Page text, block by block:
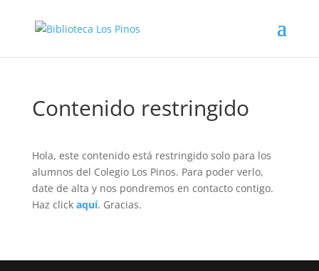
Contenido restringido
Hola, este contenido está restringido solo para los
alumnos del Colegio Los Pinos. Para poder verlo,
date de alta y nos pondremos en contacto contigo.
Haz click aquí. Gracias.